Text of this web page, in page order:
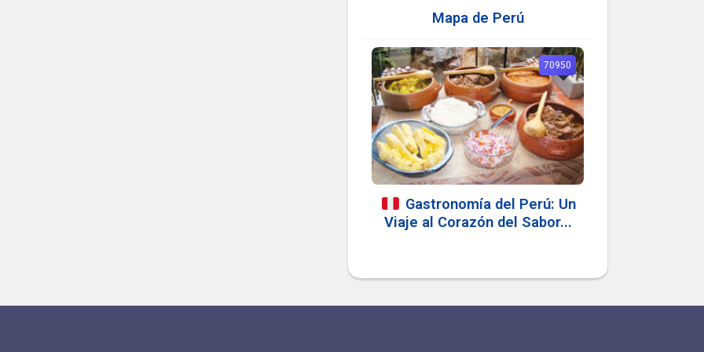
Mapa de Perú
Gastronomía del Perú: Un
Viaje al Corazón del Sabor...
70950